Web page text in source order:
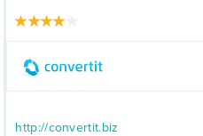
http://convertit.biz